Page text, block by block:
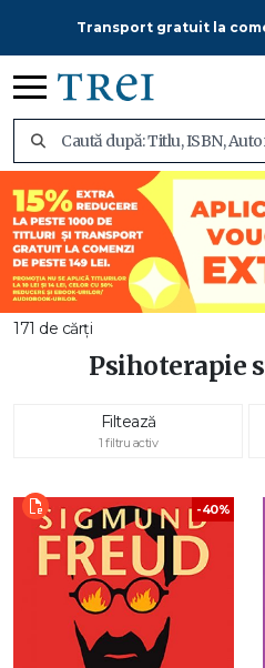
Transport gratuit la
171 de cărți
Psihoterapie
Filtează
1 filtru activ
-40%